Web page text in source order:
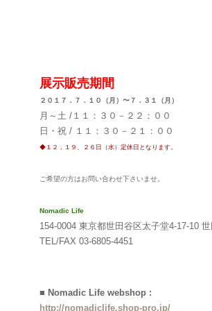
展示販売期間
２０１７．７．１０（月）〜７．３１（月）
月～土 /１１：３０－２２：００
日・祝 / １１：３０－２１：００
◆１２，１９、２６日（水）定休日となります。
ご希望の方はお問い合わせ下さいませ。
Nomadic Life
154-0004 東京都世田谷区太子堂4-17-10
TEL/FAX 03-6805-4451
■ Nomadic Life webshop :
http://nomadiclife.shop-pro.jp/